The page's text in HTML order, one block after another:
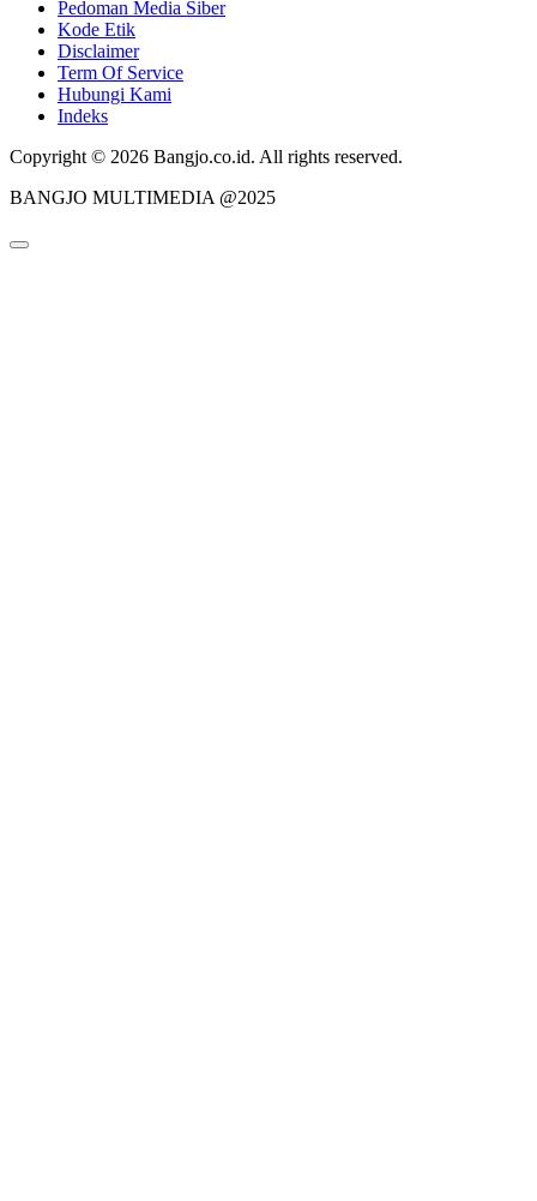
Pedoman Media Siber
Kode Etik
Disclaimer
Term Of Service
Hubungi Kami
Indeks
Copyright © 2026 Bangjo.co.id. All rights reserved.
BANGJO MULTIMEDIA @2025